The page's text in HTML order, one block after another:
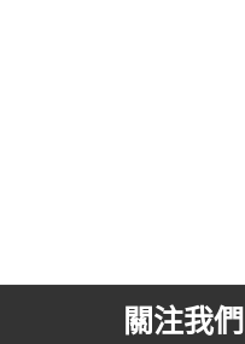
關注我們